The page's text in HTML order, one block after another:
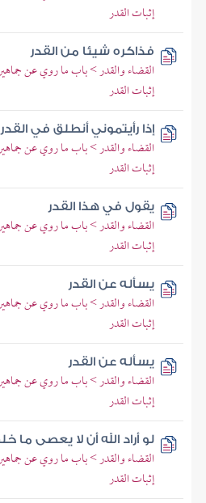
إثبات القدر
فذاكره شيئا من القدر
القضاء والقدر > باب ما روي عن
إثبات القدر
إذا رأيتموني أنطلق في
القضاء والقدر > باب ما روي عن
إثبات القدر
يقول في هذا القدر
القضاء والقدر > باب ما روي عن
إثبات القدر
يسأله عن القدر
القضاء والقدر > باب ما روي عن
إثبات القدر
يسأله عن القدر
القضاء والقدر > باب ما روي عن
إثبات القدر
لو أراد الله أن لا يعصى ما
القضاء والقدر > باب ما روي عن
إثبات القدر